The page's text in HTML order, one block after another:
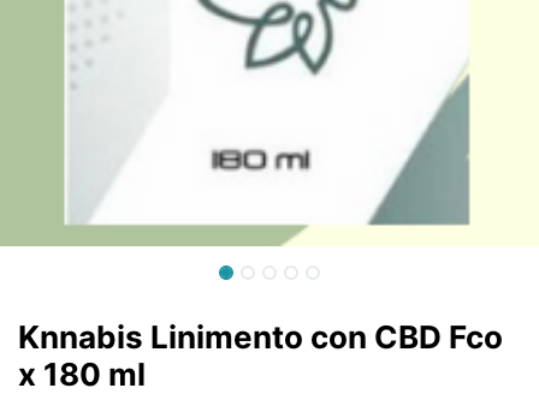
Knnabis Linimento con CBD Fco
x 180 ml